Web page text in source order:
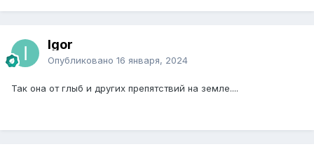
Igor
Опубликовано 16 января, 2024
Так она от глыб и других препятствий на земле....